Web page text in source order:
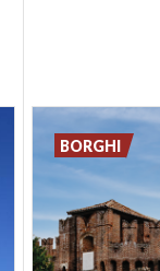
BORGHI